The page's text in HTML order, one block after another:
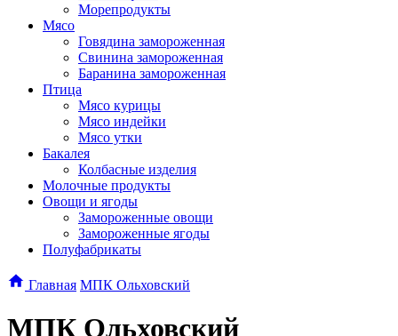
Морепродукты
Мясо
Говядина замороженная
Свинина замороженная
Баранина замороженная
Птица
Мясо курицы
Мясо индейки
Мясо утки
Бакалея
Колбасные изделия
Молочные продукты
Овощи и ягоды
Замороженные овощи
Замороженные ягоды
Полуфабрикаты
Главная МПК Ольховский
МПК Ольховский